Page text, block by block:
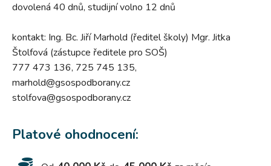
dovolená 40 dnů, studijní volno 12 dnů
kontakt: Ing. Bc. Jiří Marhold (ředitel školy) Mgr. Jitka
Štolfová (zástupce ředitele pro SOŠ)
777 473 136, 725 745 135,
marhold@gsospodborany.cz
stolfova@gsospodborany.cz
Platové ohodnocení: